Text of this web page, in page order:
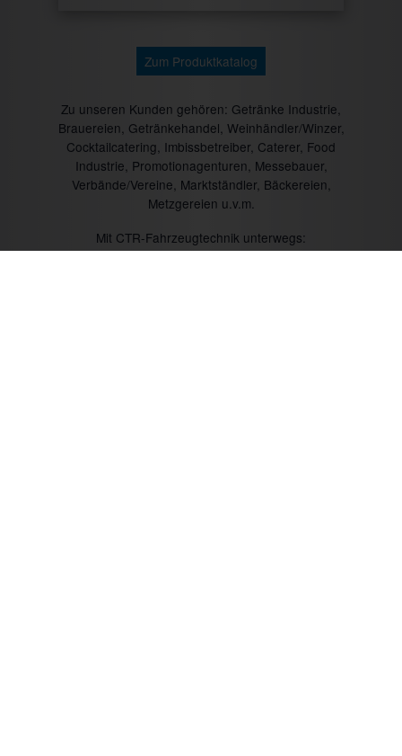
Zum Produktkatalog
Zu unseren Kunden gehören: Getränke Industrie,
Brauereien, Getränkehandel, Weinhändler/Winzer,
Cocktailcatering, Imbissbetreiber, Caterer, Food
Industrie, Promotionagenturen, Messebauer,
Verbände/Vereine, Marktständler, Bäckereien,
Metzgereien u.v.m.
Mit CTR-Fahrzeugtechnik unterwegs: